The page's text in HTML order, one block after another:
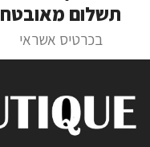
תשלום מאובטח
בכרטיס אשראי